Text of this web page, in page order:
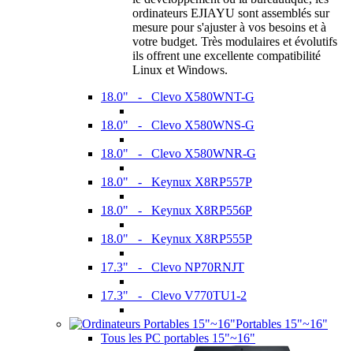
ordinateurs EJIAYU sont assemblés sur
mesure pour s'ajuster à vos besoins et à
votre budget. Très modulaires et évolutifs
ils offrent une excellente compatibilité
Linux et Windows.
18.0" - Clevo X580WNT-G
18.0" - Clevo X580WNS-G
18.0" - Clevo X580WNR-G
18.0" - Keynux X8RP557P
18.0" - Keynux X8RP556P
18.0" - Keynux X8RP555P
17.3" - Clevo NP70RNJT
17.3" - Clevo V770TU1-2
Portables 15"~16"
Tous les PC portables 15"~16"